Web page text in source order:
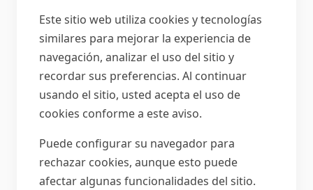
Este sitio web utiliza cookies y tecnologías
similares para mejorar la experiencia de
navegación, analizar el uso del sitio y
recordar sus preferencias. Al continuar
usando el sitio, usted acepta el uso de
cookies conforme a este aviso.
Puede configurar su navegador para
rechazar cookies, aunque esto puede
afectar algunas funcionalidades del sitio.